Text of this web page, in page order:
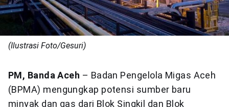
(Ilustrasi Foto/Gesuri)
PM, Banda Aceh – Badan Pengelola Migas Aceh
(BPMA) mengungkap potensi sumber baru
minyak dan gas dari Blok Singkil dan Blok